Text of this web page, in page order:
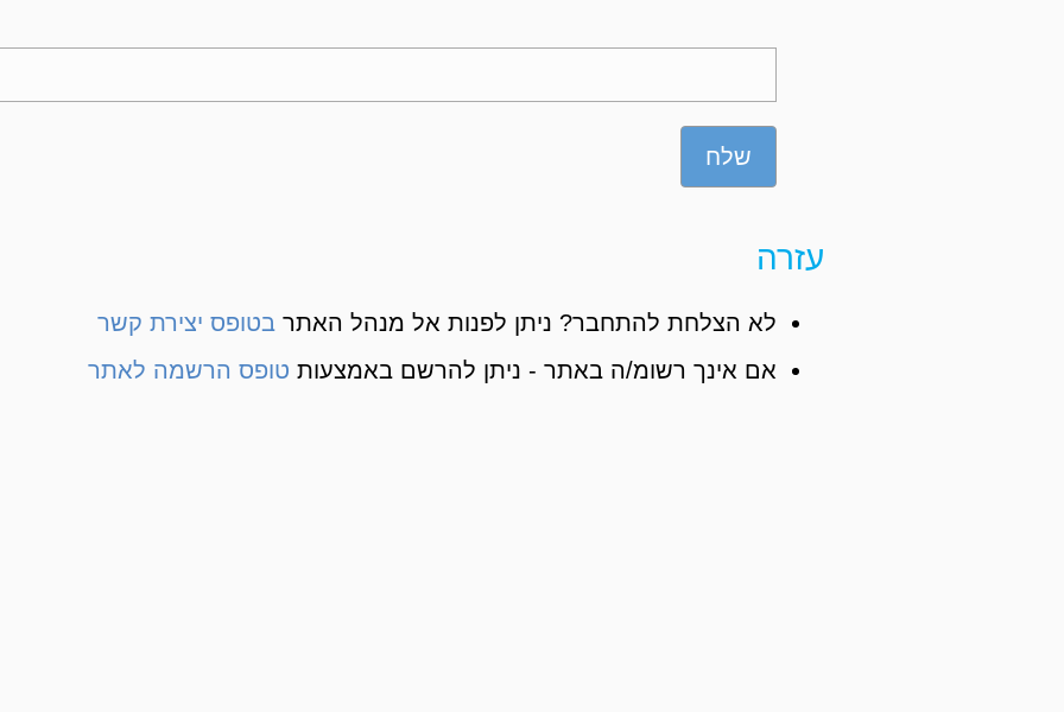
שלח
עזרה
לא הצלחת להתחבר? ניתן לפנות אל מנהל האתר בטופס יצירת קשר
אם אינך רשומ/ה באתר - ניתן להרשם באמצעות טופס הרשמה לאתר